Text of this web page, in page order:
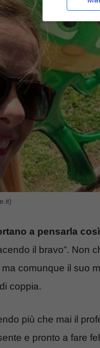
a pensarla
il bravo”. Non
comunque il suo
coppia.
più che mai il
e pronto a fare